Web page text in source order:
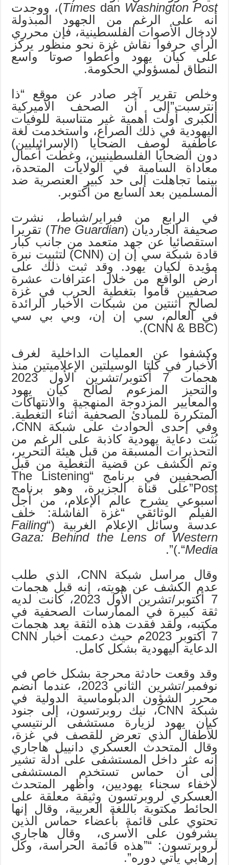
Times dan Washington Post
)، ووجدت
أنه على الرغم من الجهود المبذولة
لإدخال الأصوات الفلسطينية، فإن محرري
الرأي حرفوا نقاش غزة نحو منظور يركز
على كيان يهود وأعطوا صوتا واسع
النطاق لمسؤولي الحكومة.
وخلص تقرير آخر صادر عن موقع “ذا
إنترسبت”إلى أن الصحف الأميركية
الكبرى أولت أهمية غير متناسبة للوفيات
اليهودية في ذلك الصراع، واستخدمت لغة
عاطفية لوصف الضحايا (الإسرائيليين)
دون الضحايا الفلسطينيين، وغطت أعمال
معاداة السامية في الولايات المتحدة،
بينما تجاهلت إلى حد كبير العنصرية ضد
المسلمين بعد السابع من أكتوبر.
في الرابع من فبراير/شباط، نشرت
صحيفة الجارديان (The Guardian) تقريرا
استقصائيا عن جهد متعمد من جانب كبار
قادة شبكة سي إن إن (CNN) لتثبيت نبرة
مؤيدة لكيان يهود. وقد ثبت ذلك على
أرض الواقع من خلال اعترافات عشرة
صحفيين قاموا بتغطية الحرب في غزة
لصالح اثنتين من شبكات الأخبار الرائدة
في العالم، سي إن إن، وبي بي سي
(CNN & BBC).
وكشفوا عن العمليات الداخلية لغرف
الأخبار في كلتا الوسيلتين الإعلاميتين منذ
هجمات 7 أكتوبر/تشرين الأول 2023
والتحيز المزعوم لصالح كيان يهود
والمعايير المزدوجة المنهجية والانتهاكات
المتكررة للمبادئ الصحفية أثناء التغطية.
وفي إحدى الحوادث على شبكة CNN،
بُثت دعاية يهودية كاذبة على الرغم من
التحذيرات المسبقة من قبل هيئة التحرير،
وتم الكشف عن قضية التغطية من قبل
الصحفيين في برنامج “The Listening
Post”على قناة الجزيرة، وهو برنامج
أسبوعي يشرح عالم الإعلام، من أجل
الفيلم الوثائقي “غزة الفاشلة: خلف
عدسة وسائل الإعلام الغربية (“Failing
Gaza: Behind the Lens of Western
Media
“.)”.
وقال مراسل شبكة CNN، الذي طلب
عدم الكشف عن هويته، إنه قبل هجمات
7 أكتوبر/تشرين الأول 2023، كانت لديه
ثقة كبيرة في الممارسات الصحفية في
مكتبه، ولقد فقدت هذه الثقة بعد هجمات
7 أكتوبر 2023م حيث دعمت أخبار CNN
الدعاية اليهودية بشكل كامل.
وقد وقعت حادثة محرجة بشكل خاص في
نوفمبر/تشرين الثاني 2023، عندما انضم
محرر الشؤون الدبلوماسية الدولية في
شبكة CNN، نيك روبرتسون، إلى جنود
كيان يهود لزيارة مستشفى الرنتيسي
للأطفال الذي تعرض للقصف في غزة،
وقال المتحدث العسكري دانييل هاجاري
إنه عثر داخل المستشفى على أدلة تشير
إلى أن حماس تستخدم المستشفى
لإخفاء سجناء يهوديين، وأظهر المتحدث
العسكري لروبرتسون وثيقة معلقة على
الحائط مكتوبة باللغة العربية، وقال إنها
تحتوي على قائمة بأعضاء حماس الذين
يشرفون على الأسرى، وقال هاجاري
لروبرتسون: “”هذه قائمة الحراسة، وكل
إرهابي يأتي دوره”.